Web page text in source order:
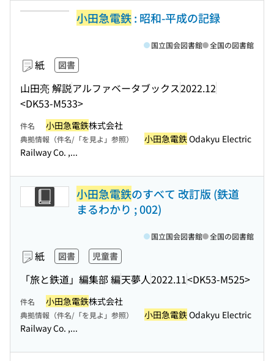
小田急電鉄: 昭和-平成の記録
紙 図書
山田亮 解説アルファベータブックス2022.12
<DK53-M533>
国立国会図書館 全国の図書館
件名 小田急電鉄株式会社
典拠情報（件名/「を見よ」参照） 小田急電鉄Odakyu Electric
Railway Co. ,...
小田急電鉄のすべて 改訂版 (鉄道
まるわかり ; 002)
紙 図書 児童書
「旅と鉄道」編集部 編天夢人2022.11<DK53-M525>
国立国会図書館 全国の図書館
件名 小田急電鉄株式会社
典拠情報（件名/「を見よ」参照） 小田急電鉄Odakyu Electric
Railway Co. ,...